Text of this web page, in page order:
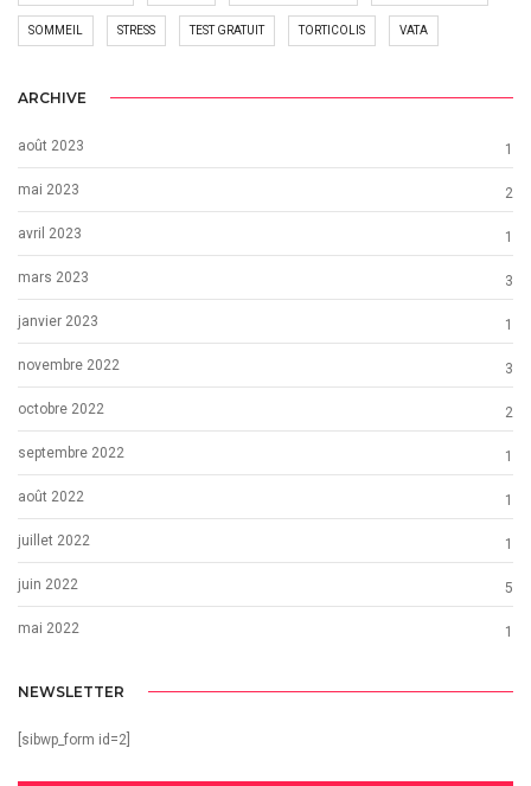
SOMMEIL STRESS TEST GRATUIT TORTICOLIS VATA
ARCHIVE
août 2023 1
mai 2023 2
avril 2023 1
mars 2023 3
janvier 2023 1
novembre 2022 3
octobre 2022 2
septembre 2022 1
août 2022 1
juillet 2022 1
juin 2022 5
mai 2022 1
NEWSLETTER
[sibwp_form id=2]